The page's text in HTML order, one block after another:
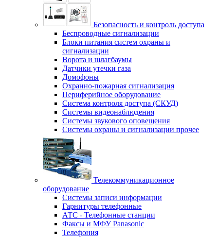
Безопасность и контроль доступа
Беспроводные сигнализации
Блоки питания систем охраны и
сигнализации
Ворота и шлагбаумы
Датчики утечки газа
Домофоны
Охранно-пожарная сигнализация
Периферийное оборудование
Система контроля доступа (СКУД)
Системы видеонаблюдения
Системы звукового оповещения
Системы охраны и сигнализации прочее
Телекоммуникационное
оборудование
Системы записи информации
Гарнитуры телефонные
АТС - Телефонные станции
Факсы и МФУ Panasonic
Телефония